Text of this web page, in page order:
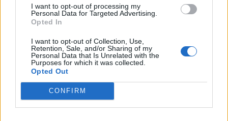
I want to opt-out of processing my
Personal Data for Targeted Advertising.
Opted In
I want to opt-out of Collection, Use,
Retention, Sale, and/or Sharing of my
Personal Data that Is Unrelated with the
Purposes for which it was collected.
Opted Out
CONFIRM
λίπασμα της Ζωζώς σε καταπληκτικές τιμές.